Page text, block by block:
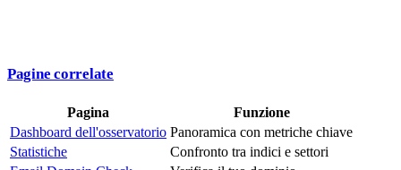
Pagine correlate
Pagina
Funzione
Dashboard dell'osservatorio Panoramica con metriche chiave
Statistiche
Confronto tra indici e settori